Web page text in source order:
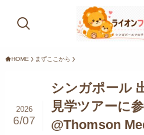
HOME まずここから
シンガポール
見学ツアーに
@Thomson
2026
6/07